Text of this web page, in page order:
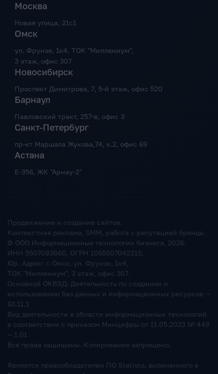
Москва
Новая улица, 21с1
Омск
ул. Фрунзе, 1к4, ТОК "Миллениум",
3 этаж, офис 307
Новосибирск
Проспект Димитрова, 7, 5-й этаж, офис 520
Барнаул
Павловский тракт, 257-в, офис 3
Санкт-Петербург
пр-кт Маршала Жукова,74, к.2, офис 69
Астана
Е-356, ЖК "Арнау-2"
Продвижение и создание сайтов.
Контекстная реклама, SMM, работа с репутацией бренда.
© ООО Информационные технологии бизнеса, 2026.
ИНН 5507083860, ОГРН 1065507042215,
Юр. Адрес: г. Омск, ул. Фрунзе, 1к4,
ТОК "Миллениум", 3 этаж, офис 307.
Основной ОКВЭД: Деятельность по созданию и
использованию баз данных и информационных ресурсов —
63.11.1
Вид деятельности в области информационных технологий
в соответствии с приказом Минцифры от 11.05.2023 № 449
— 1.01
Все права защищены. Копирование запрещено.
Является правообладателем ПО Statisto, включенного в